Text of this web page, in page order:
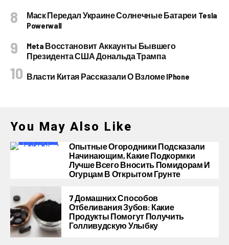
Маск Передал Украине Солнечные Батареи Tesla
Powerwall
Meta Восстановит Аккаунты Бывшего
Президента США Дональда Трампа
Власти Китая Рассказали О Взломе IPhone
You May Also Like
Опытные Огородники Подсказали
Начинающим, Какие Подкормки
Лучше Всего Вносить Помидорам И
Огурцам В Открытом Грунте
7 Домашних Способов
Отбеливания Зубов: Какие
Продукты Помогут Получить
Голливудскую Улыбку